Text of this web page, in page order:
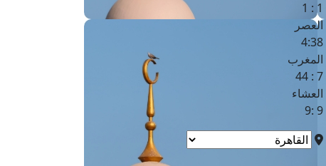
1 : 1
العصر
4:38
المغرب
7 : 44
العشاء
9 :9